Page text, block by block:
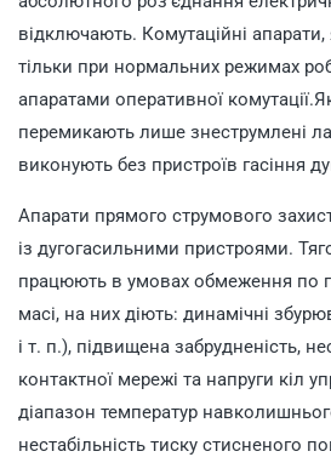
відключають. Комутаційні
тільки при нормальних режимах
апаратами оперативної
перемикають лише знеструмлені
виконують без пристроїв гасіння
Апарати прямого струмового
із дугогасильними пристроями.
працюють в умовах обмеження по
масі, на них діють: динамічні
і т. п.), підвищена забрудненість,
контактної мережі та напруги кіл
діапазон температур
нестабільність тиску стисненого